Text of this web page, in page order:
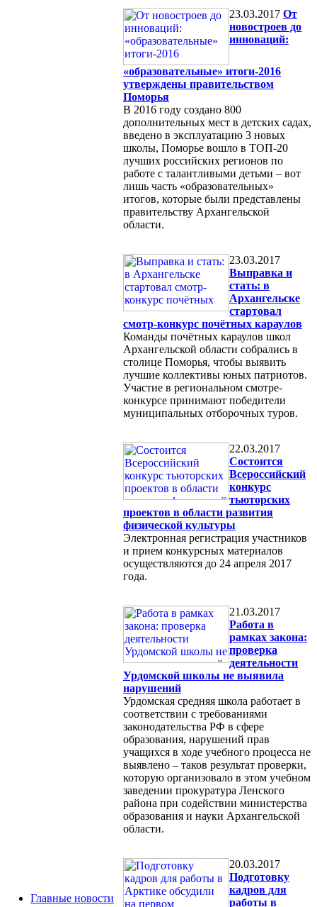
Главные новости
23.03.2017 От
новостроев до
инноваций:
«образовательные» итоги-2016
утверждены правительством
Поморья
В 2016 году создано 800
дополнительных мест в детских садах,
введено в эксплуатацию 3 новых
школы, Поморье вошло в ТОП-20
лучших российских регионов по
работе с талантливыми детьми – вот
лишь часть «образовательных»
итогов, которые были представлены
правительству Архангельской
области.
23.03.2017
Выправка и
стать: в
Архангельске
стартовал
смотр-конкурс почётных караулов
Команды почётных караулов школ
Архангельской области собрались в
столице Поморья, чтобы выявить
лучшие коллективы юных патриотов.
Участие в региональном смотре-
конкурсе принимают победители
муниципальных отборочных туров.
22.03.2017
Состоится
Всероссийский
конкурс
тьюторских
проектов в области развития
физической культуры
Электронная регистрация участников
и прием конкурсных материалов
осуществляются до 24 апреля 2017
года.
21.03.2017
Работа в
рамках закона:
проверка
деятельности
Урдомской школы не выявила
нарушений
Урдомская средняя школа работает в
соответствии с требованиями
законодательства РФ в сфере
образования, нарушений прав
учащихся в ходе учебного процесса не
выявлено – таков результат проверки,
которую организовало в этом учебном
заведении прокуратура Ленского
района при содействии министерства
образования и науки Архангельской
области.
20.03.2017
Подготовку
кадров для
работы в